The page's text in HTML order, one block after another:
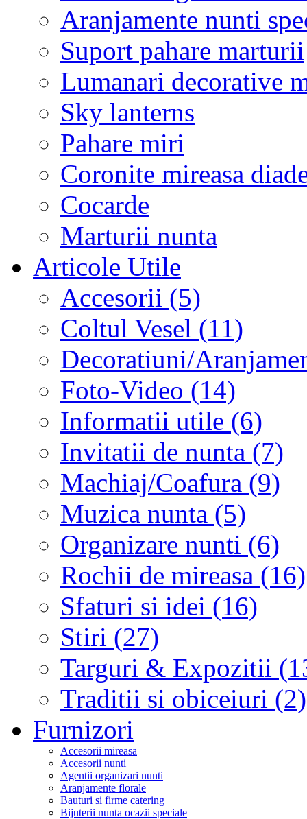
Aranjamente nunti
Suport pahare marturii
Lumanari decorative
Sky lanterns
Pahare miri
Coronite mireasa
Cocarde
Marturii nunta
Articole Utile
Accesorii (5)
Coltul Vesel (11)
Decoratiuni/
Foto-Video (14)
Informatii utile (6)
Invitatii de nunta (7)
Machiaj/Coafura (9)
Muzica nunta (5)
Organizare nunti (6)
Rochii de mireasa (16)
Sfaturi si idei (16)
Stiri (27)
Targuri & Expozitii
Traditii si obiceiuri (2)
Furnizori
Accesorii mireasa
Accesorii nunti
Agentii organizari nunti
Aranjamente florale
Bauturi si firme catering
Bijuterii nunta ocazii speciale